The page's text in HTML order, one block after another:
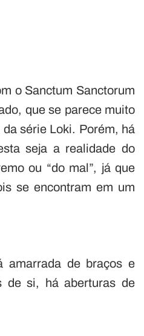
o Sanctum Sanctorum
que se parece muito
série Loki. Porém, há
seja a realidade do
ou “do mal”, já que
se encontram em um
amarrada de braços e
de si, há aberturas de